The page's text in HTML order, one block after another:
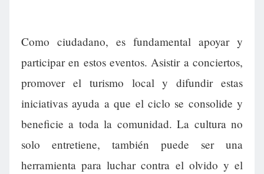
Como ciudadano, es fundamental apoyar y
participar en estos eventos. Asistir a conciertos,
promover el turismo local y difundir estas
iniciativas ayuda a que el ciclo se consolide y
beneficie a toda la comunidad. La cultura no
solo entretiene, también puede ser una
herramienta para luchar contra el olvido y el